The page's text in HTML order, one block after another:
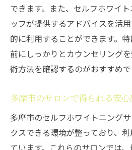
できます。また、セルフホワイ
ッフが提供するアドバイスを活
的に利用することができます。
前にしっかりとカウンセリング
術方法を確認するのがおすすめで
多摩市のサロンで得られる安
多摩市のセルフホワイトニング
クスできる環境が整っており、
ています。これらのサロンでは